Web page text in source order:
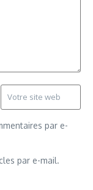
par e-
par e-mail.